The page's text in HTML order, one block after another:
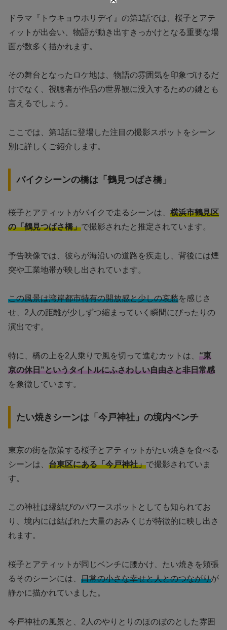
ドラマ『トウキョウホリデイ』の第1話では、桜子とアテ
ィットが出会い、物語が動き出すきっかけとなる重要な場
面が数多く描かれます。
その舞台となったロケ地は、物語の雰囲気を印象づけるだ
けでなく、視聴者が作品の世界観に没入するための鍵とも
言えるでしょう。
ここでは、第1話に登場した注目の撮影スポットをシーン
別に詳しくご紹介します。
バイクシーンの橋は「鶴見つばさ橋」
桜子とアティットがバイクで走るシーンは、 横浜市鶴見区
の「鶴見つばさ橋」で撮影されたと推定されています。
予告映像では、彼らが海沿いの道路を疾走し、背後には煙
突や工業地帯が映し出されています。
この風景は湾岸都市特有の開放感と少しの哀愁を感じさ
せ、2人の距離が少しずつ縮まっていく瞬間にぴったりの
演出です。
特に、橋の上を2人乗りで風を切って進むカットは、 “東
京の休日”というタイトルにふさわしい自由さと非日常感
を象徴しています。
たい焼きシーンは「今戸神社」の境内ベンチ
東京の街を散策する桜子とアティットがたい焼きを食べる
シーンは、 台東区にある「今戸神社」で撮影されていま
す。
この神社は縁結びのパワースポットとしても知られてお
り、境内には結ばれた大量のおみくじが特徴的に映し出さ
れます。
桜子とアティットが同じベンチに腰かけ、たい焼きを頬張
るそのシーンには、 日常の小さな幸せと人とのつながりが
静かに描かれていました。
今戸神社の風景と、2人のやりとりのほのぼのとした雰囲